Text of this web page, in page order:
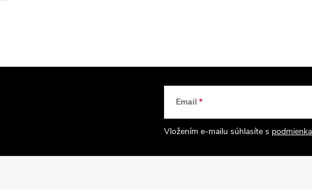
Email
Vložením e-mailu súhlasíte s